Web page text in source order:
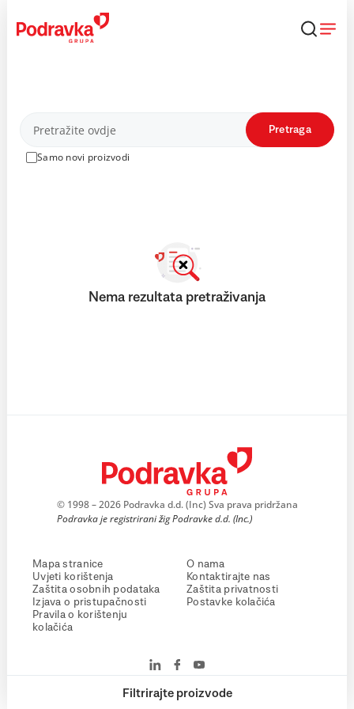
content
Proizvodi
Samo novi proizvodi
Pretraga
Filtrirajte proizvode
Nema rezultata pretraživanja
© 1998 – 2026 Podravka d.d. (Inc) Sva prava pridržana
Podravka je registrirani žig Podravke d.d. (Inc.)
Mapa stranice
Uvjeti korištenja
Zaštita osobnih podataka
Izjava o pristupačnosti
Pravila o korištenju
kolačića
O nama
Kontaktirajte nas
Zaštita privatnosti
Postavke kolačića